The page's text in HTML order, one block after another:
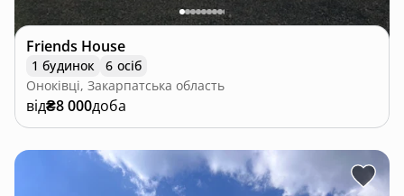
Friends House
1 будинок
6 осіб
Оноківці, Закарпатська область
від₴8 000доба